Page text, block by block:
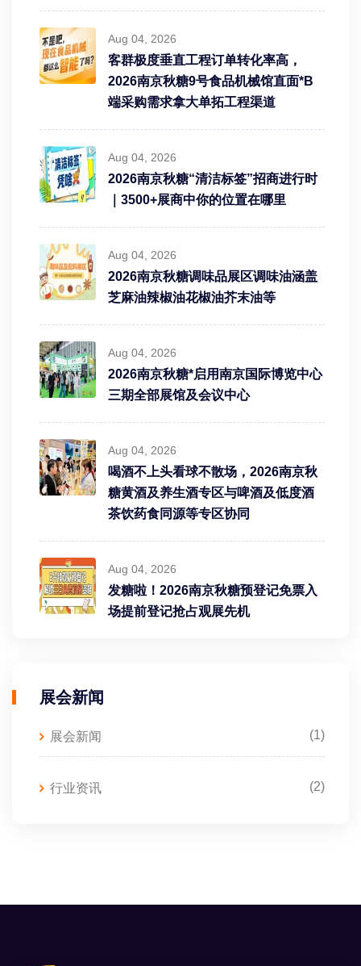
Aug 04, 2026
客群极度垂直工程订单转化率高，
2026南京秋糖9号食品机械馆直面*B
端采购需求拿大单拓工程渠道
Aug 04, 2026
2026南京秋糖“清洁标签”招商进行时
｜3500+展商中你的位置在哪里
Aug 04, 2026
2026南京秋糖调味品展区调味油涵盖
芝麻油辣椒油花椒油芥末油等
Aug 04, 2026
2026南京秋糖*启用南京国际博览中心
三期全部展馆及会议中心
Aug 04, 2026
喝酒不上头看球不散场，2026南京秋
糖黄酒及养生酒专区与啤酒及低度酒
茶饮药食同源等专区协同
Aug 04, 2026
发糖啦！2026南京秋糖预登记免票入
场提前登记抢占观展先机
展会新闻
展会新闻 (1)
行业资讯 (2)